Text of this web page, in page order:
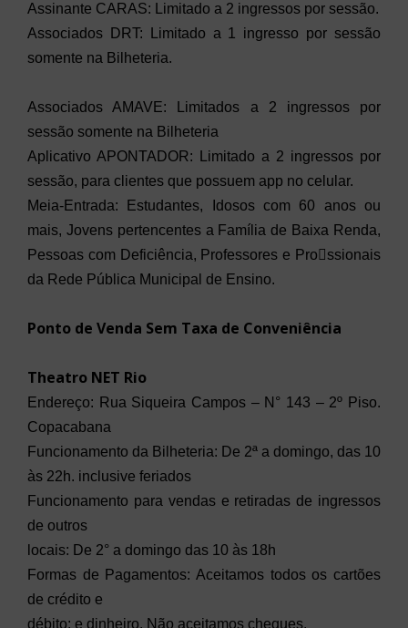
Assinante CARAS: Limitado a 2 ingressos por sessão.
Associados DRT: Limitado a 1 ingresso por sessão
somente na Bilheteria.
Associados AMAVE: Limitados a 2 ingressos por
sessão somente na Bilheteria
Aplicativo APONTADOR: Limitado a 2 ingressos por
sessão, para clientes que possuem app no celular.
Meia-Entrada: Estudantes, Idosos com 60 anos ou
mais, Jovens pertencentes a Família de Baixa Renda,
Pessoas com Deficiência, Professores e Prossionais
da Rede Pública Municipal de Ensino.
Ponto de Venda Sem Taxa de Conveniência
Theatro NET Rio
Endereço: Rua Siqueira Campos – N° 143 – 2º Piso.
Copacabana
Funcionamento da Bilheteria: De 2ª a domingo, das 10
às 22h. inclusive feriados
Funcionamento para vendas e retiradas de ingressos
de outros
locais: De 2° a domingo das 10 às 18h
Formas de Pagamentos: Aceitamos todos os cartões
de crédito e
débito; e dinheiro. Não aceitamos cheques.